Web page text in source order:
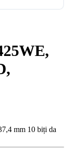
mm 10 biți da